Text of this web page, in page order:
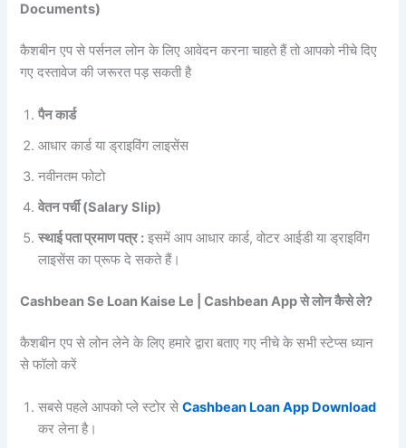
Documents)
कैशबीन एप से पर्सनल लोन के लिए आवेदन करना चाहते हैं तो आपको नीचे दिए
गए दस्तावेज की जरूरत पड़ सकती है
पैन कार्ड
आधार कार्ड या ड्राइविंग लाइसेंस
नवीनतम फोटो
वेतन पर्ची (Salary Slip)
स्थाई पता प्रमाण पत्र : इसमें आप आधार कार्ड, वोटर आईडी या ड्राइविंग
लाइसेंस का प्रूफ दे सकते हैं।
Cashbean Se Loan Kaise Le | Cashbean App से लोन कैसे ले?
कैशबीन एप से लोन लेने के लिए हमारे द्वारा बताए गए नीचे के सभी स्टेप्स ध्यान
से फॉलो करें
सबसे पहले आपको प्ले स्टोर सेCashbean Loan App Download
कर लेना है।